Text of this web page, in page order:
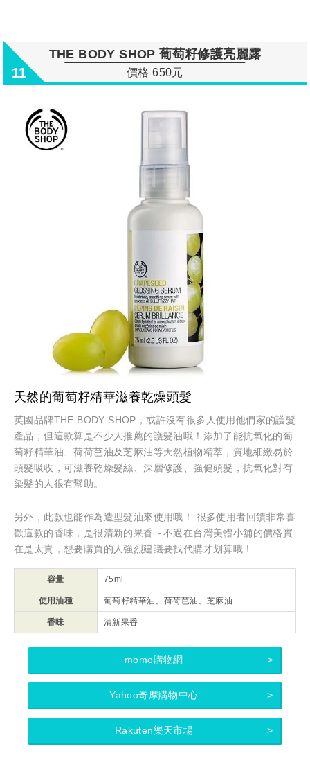
11
THE BODY SHOP 葡萄籽修護亮麗露
價格 650元
天然的葡萄籽精華滋養乾燥頭髮
英國品牌THE BODY SHOP，或許沒有很多人使用他們家的護髮
產品，但這款算是不少人推薦的護髮油哦！添加了能抗氧化的葡
萄籽精華油、荷荷芭油及芝麻油等天然植物精萃，質地細緻易於
頭髮吸收，可滋養乾燥髮絲、深層修護、強健頭髮，抗氧化對有
染髮的人很有幫助。
另外，此款也能作為造型髮油來使用哦！ 很多使用者回饋非常喜
歡這款的香味，是很清新的果香～不過在台灣美體小舖的價格實
在是太貴，想要購買的人強烈建議要找代購才划算哦！
容量 75ml
使用油種 葡萄籽精華油、荷荷芭油、芝麻油
香味 清新果香
momo購物網
Yahoo奇摩購物中心
Rakuten樂天市場